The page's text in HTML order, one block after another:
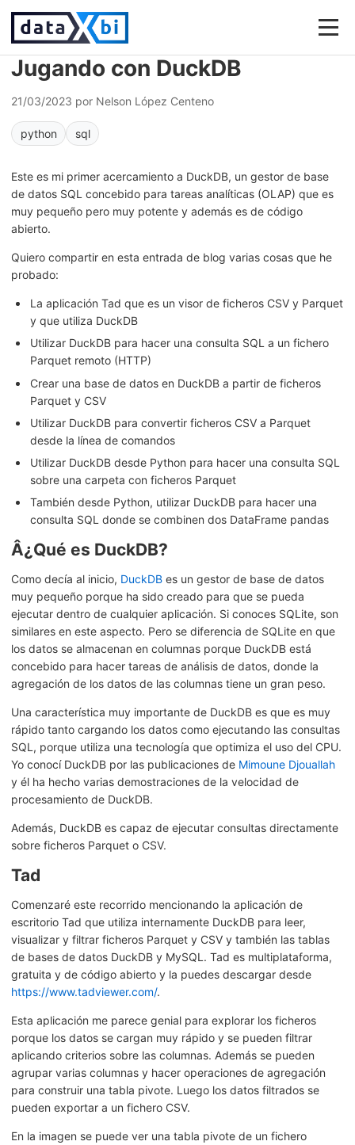
Jugando con DuckDB
21/03/2023 por Nelson López Centeno
python sql
Este es mi primer acercamiento a DuckDB, un gestor de base
de datos SQL concebido para tareas analíticas (OLAP) que es
muy pequeño pero muy potente y además es de código
abierto.
Quiero compartir en esta entrada de blog varias cosas que he
probado:
La aplicación Tad que es un visor de ficheros CSV y Parquet
y que utiliza DuckDB
Utilizar DuckDB para hacer una consulta SQL a un fichero
Parquet remoto (HTTP)
Crear una base de datos en DuckDB a partir de ficheros
Parquet y CSV
Utilizar DuckDB para convertir ficheros CSV a Parquet
desde la línea de comandos
Utilizar DuckDB desde Python para hacer una consulta SQL
sobre una carpeta con ficheros Parquet
También desde Python, utilizar DuckDB para hacer una
consulta SQL donde se combinen dos DataFrame pandas
Â¿Qué es DuckDB?
Como decía al inicio, DuckDB es un gestor de base de datos
muy pequeño porque ha sido creado para que se pueda
ejecutar dentro de cualquier aplicación. Si conoces SQLite, son
similares en este aspecto. Pero se diferencia de SQLite en que
los datos se almacenan en columnas porque DuckDB está
concebido para hacer tareas de análisis de datos, donde la
agregación de los datos de las columnas tiene un gran peso.
Una característica muy importante de DuckDB es que es muy
rápido tanto cargando los datos como ejecutando las consultas
SQL, porque utiliza una tecnología que optimiza el uso del CPU.
Yo conocí DuckDB por las publicaciones de Mimoune Djouallah
y él ha hecho varias demostraciones de la velocidad de
procesamiento de DuckDB.
Además, DuckDB es capaz de ejecutar consultas directamente
sobre ficheros Parquet o CSV.
Tad
Comenzaré este recorrido mencionando la aplicación de
escritorio Tad que utiliza internamente DuckDB para leer,
visualizar y filtrar ficheros Parquet y CSV y también las tablas
de bases de datos DuckDB y MySQL. Tad es multiplataforma,
gratuita y de código abierto y la puedes descargar desde
https://www.tadviewer.com/.
Esta aplicación me parece genial para explorar los ficheros
porque los datos se cargan muy rápido y se pueden filtrar
aplicando criterios sobre las columnas. Además se pueden
agrupar varias columnas y hacer operaciones de agregación
para construir una tabla pivote. Luego los datos filtrados se
pueden exportar a un fichero CSV.
En la imagen se puede ver una tabla pivote de un fichero